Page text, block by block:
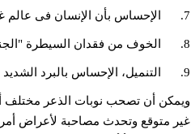
7. الإحساس بأن الإنسان فى عالم غير حقيقي أو أنه منفصل عن نفسه .
8. الخوف من فقدان السيطرة "الجنون" أو الموت .
9. التنميل، الإحساس بالبرد الشديد أو السخونة الشديدة في الأطراف .
ويمكن أن تصحب نوبات الذعر مختلف
غير متوقع وتحدث مصاحبة لأعراض